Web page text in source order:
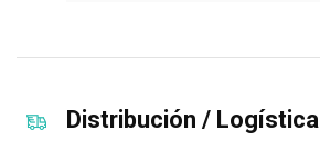
Distribución / Logística